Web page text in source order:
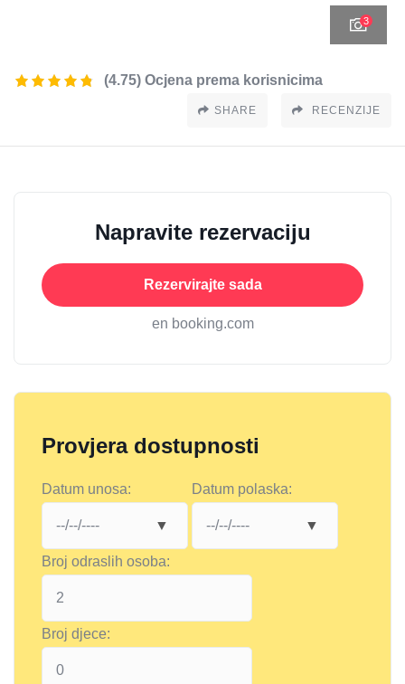
3
(4.75) Ocjena prema korisnicima
SHARE RECENZIJE
Napravite rezervaciju
Rezervirajte sada
en booking.com
Provjera dostupnosti
Datum unosa: Datum polaska:
Broj odraslih osoba:
Broj djece: